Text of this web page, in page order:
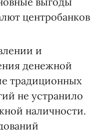
центробанков
и
денежной
традиционных
не устранило
наличности.